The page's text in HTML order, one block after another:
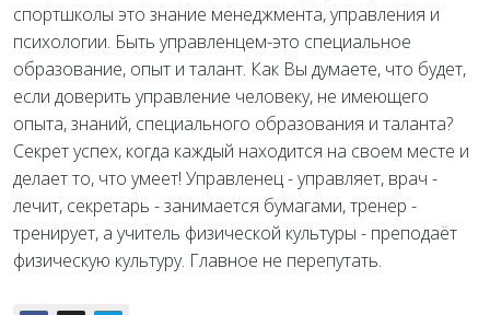
спортшколы это знание менеджмента, управления и
психологии. Быть управленцем-это специальное
образование, опыт и талант. Как Вы думаете, что будет,
если доверить управление человеку, не имеющего
опыта, знаний, специального образования и таланта?
Секрет успех, когда каждый находится на своем месте и
делает то, что умеет! Управленец - управляет, врач -
лечит, секретарь - занимается бумагами, тренер -
тренирует, а учитель физической культуры - преподаёт
физическую культуру. Главное не перепутать.